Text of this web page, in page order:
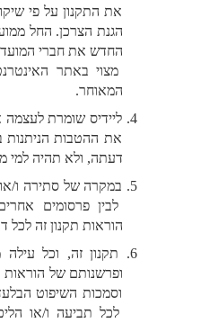
דעתה, ולא תהיה למי מחברי
הוראות תקנון זה לכל דבר